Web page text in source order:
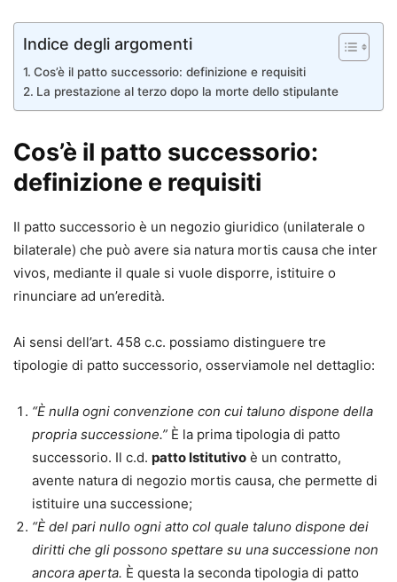
Indice degli argomenti
Cos’è il patto successorio: definizione e requisiti
La prestazione al terzo dopo la morte dello stipulante
Cos’è il patto successorio:
definizione e requisiti
Il patto successorio è un negozio giuridico (unilaterale o
bilaterale) che può avere sia natura mortis causa che inter
vivos, mediante il quale si vuole disporre, istituire o
rinunciare ad un’eredità.
Ai sensi dell’art. 458 c.c. possiamo distinguere tre
tipologie di patto successorio, osserviamole nel dettaglio:
“È nulla ogni convenzione con cui taluno dispone della
propria successione.” È la prima tipologia di patto
successorio. Il c.d. patto Istitutivo è un contratto,
avente natura di negozio mortis causa, che permette di
istituire una successione;
“È del pari nullo ogni atto col quale taluno dispone dei
diritti che gli possono spettare su una successione non
ancora aperta. È questa la seconda tipologia di patto